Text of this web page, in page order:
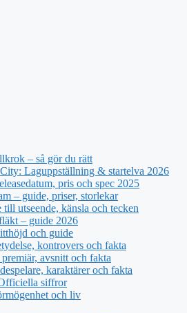
– så gör du rätt
Laguppställning & startelva 2026
pris och spec 2025
– guide, priser, storlekar
utseende, känsla och tecken
– guide 2026
och guide
kontrovers och fakta
avsnitt och fakta
karaktärer och fakta
siffror
och liv